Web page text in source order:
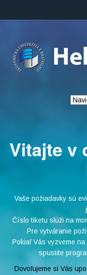
Vitajte v
Vaše požiadavky sú
Číslo tiketu slúži na
Pre vytváranie
Pokiaľ Vás vyzveme
spustite
Dovoľujeme si Vás